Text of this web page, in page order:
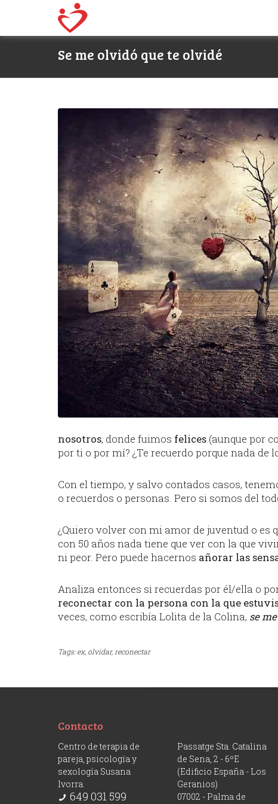
Se me olvidó que te olvidé
nosotros, donde fuimos felices (aunque por
por ti o por mí? ¿Te recuerdo porque nada
Con el tiempo, y salvo contados casos,
o recuerdos o personas. Pero si somos del
¿Quiero volver con mi amor de juventud o es
con 50 años nada tiene que ver con la que
ni peor. Pero puede hacernos añorar las
Analiza entonces si recuerdas por él/ella o
reconectar con la persona con la que
veces, como escribía Lolita de la Colina, se
Tags:ex, olvidar, reconectar
Contacto
Centro de terapia de
pareja, psicología y
sexología Susana
Ivorra.
649 031 599
Passatge Sta. Catalina
de Sena, 2 - 6ºE
(Edificio España - Los
Geranios)
07002 - Palma de